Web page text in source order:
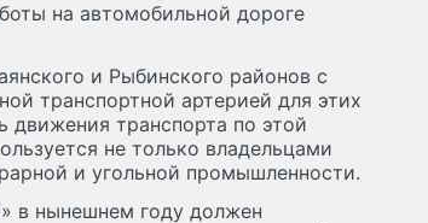
на автомобильной дороге
и Рыбинского районов с
транспортной артерией для этих
движения транспорта по этой
не только владельцами
и угольной промышленности.
в нынешнем году должен